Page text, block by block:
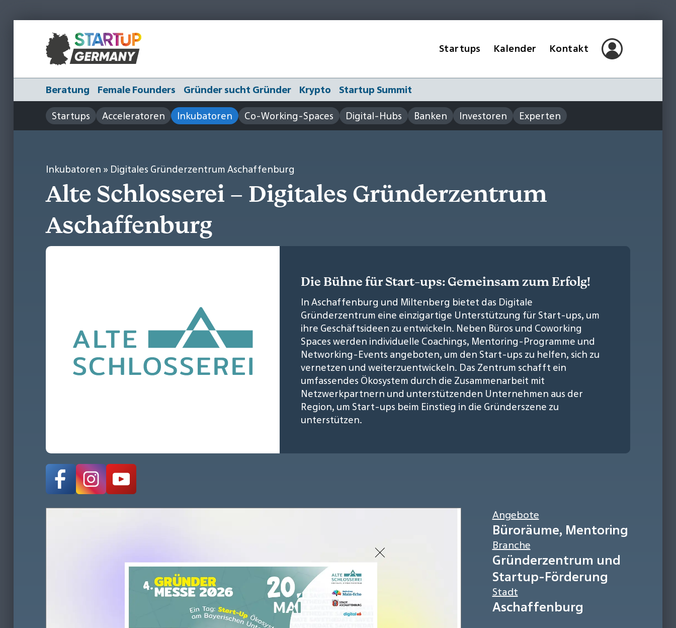
Startups Kalender Kontakt
Beratung Female Founders Gründer sucht Gründer Krypto
Startup Summit
Startups
Acceleratoren Inkubatoren Co-Working-Spaces Digital-Hubs Banken Investoren Experten
Inkubatoren » Digitales Gründerzentrum Aschaffenburg
Alte Schlosserei – Digitales Gründerzentrum
Aschaffenburg
Die Bühne für Start-ups: Gemeinsam zum Erfolg!
In Aschaffenburg und Miltenberg bietet das Digitale
Gründerzentrum eine einzigartige Unterstützung für Start-ups, um
ihre Geschäftsideen zu entwickeln. Neben Büros und Coworking
Spaces werden individuelle Coachings, Mentoring-Programme und
Networking-Events angeboten, um den Start-ups zu helfen, sich zu
vernetzen und weiterzuentwickeln. Das Zentrum schafft ein
umfassendes Ökosystem durch die Zusammenarbeit mit
Netzwerkpartnern und unterstützenden Unternehmen aus der
Region, um Start-ups beim Einstieg in die Gründerszene zu
unterstützen.
Angebote
Büroräume, Mentoring
Branche
Gründerzentrum und
Startup-Förderung
Stadt
Aschaffenburg